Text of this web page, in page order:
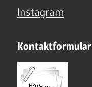
Instagram
Kontaktformular